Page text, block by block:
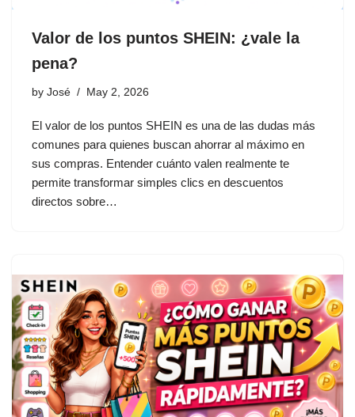
Valor de los puntos SHEIN: ¿vale la
pena?
by José May 2, 2026
El valor de los puntos SHEIN es una de las dudas más
comunes para quienes buscan ahorrar al máximo en
sus compras. Entender cuánto valen realmente te
permite transformar simples clics en descuentos
directos sobre…